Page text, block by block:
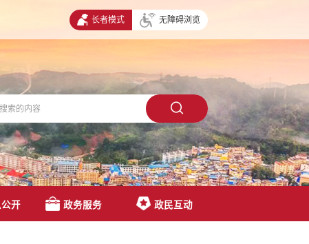
长者模式 无障碍浏览
开 政务服务 政民互动